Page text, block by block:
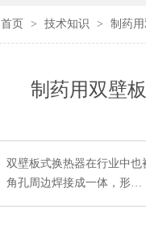
首页 > 技术知识 > 制药
制药用双壁
双壁板式换热器在行业中
角孔周边焊接成一体，形…